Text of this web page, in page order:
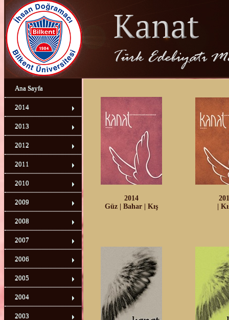
Ana Sayfa
2014
2013
2012
2011
2010
2009
2008
2007
2006
2005
2004
2003
2014
Güz| Bahar| Kış